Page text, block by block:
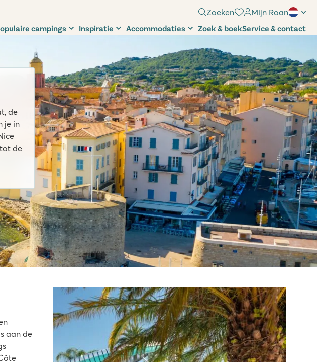
Zoeken Mijn Roan
campings Inspiratie Accommodaties Zoek & boekService & contact
de
je in
de
aan de